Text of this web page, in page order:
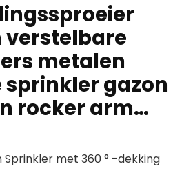
verstelbare
metalen
gazon
rocker arm…
Sprinkler met 360 ° -dekking